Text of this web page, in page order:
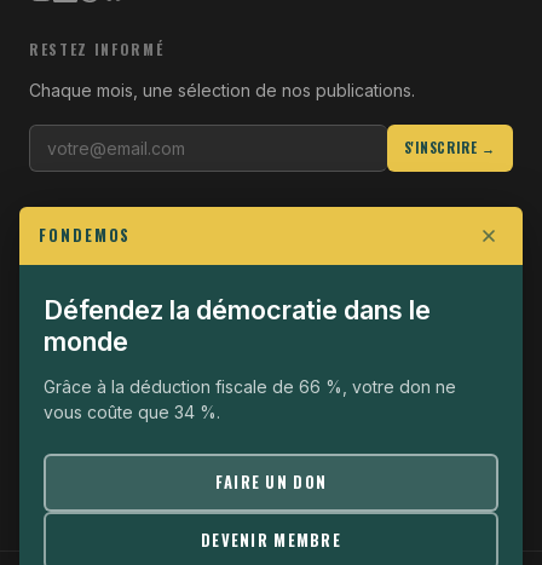
RESTEZ INFORMÉ
Chaque mois, une sélection de nos publications.
S'INSCRIRE →
Qui sommes-nous
Join the Fight
Opérationnel
The Fondemos Review
Mentions légales
Politique de confidentialité
FONDEMOS
Défendez la démocratie dans le
monde
Grâce à la déduction fiscale de 66 %, votre don ne
vous coûte que 34 %.
FAIRE UN DON
DEVENIR MEMBRE